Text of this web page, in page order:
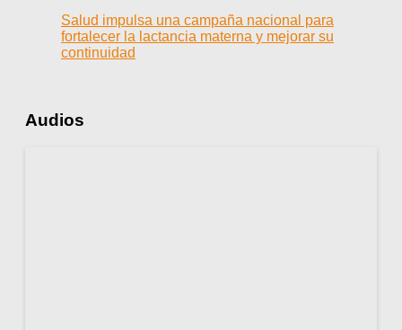
Salud impulsa una campaña nacional para
fortalecer la lactancia materna y mejorar su
continuidad
Audios